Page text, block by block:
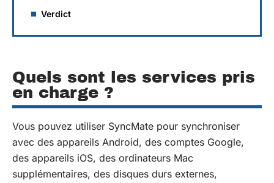
Verdict
Quels sont les services pris
en charge ?
Vous pouvez utiliser SyncMate pour synchroniser
avec des appareils Android, des comptes Google,
des appareils iOS, des ordinateurs Mac
supplémentaires, des disques durs externes,